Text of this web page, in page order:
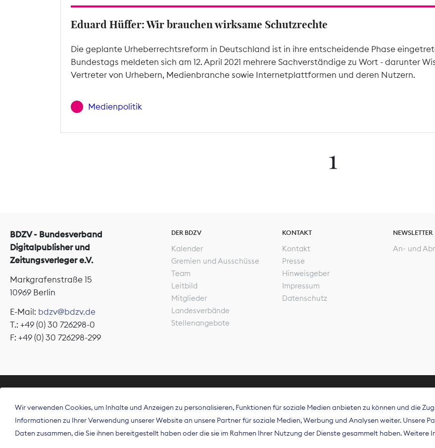
Eduard Hüffer: Wir brauchen wirksame Schutzrechte
Die geplante Urheberrechtsreform in Deutschland ist in ihre entscheidende Phase
Bundestags meldeten sich am 12. April 2021 mehrere Sachverständige zu Wort - darunter
Vertreter von Urhebern, Medienbranche sowie Internetplattformen und deren Nutzern.
Medienpolitik
1
BDZV - Bundesverband
Digitalpublisher und
Zeitungsverleger e.V.
Markgrafenstraße 15
10969 Berlin
E-Mail: bdzv@bdzv.de
T.: +49 (0) 30 726298-0
F: +49 (0) 30 726298-299
DER BDZV
Kalender
Gremien und Ausschüsse
Team
Leitbild
Mitglieder
Landesverbände
Stellenangebote
KONTAKT
Kontakt
Presse
Hinweisgeber
Impressum
Datenschutz
NEWSLETTER
An- und
Der Bundesverband Digitalpublisher und Zeitungsverleger (BDZV)
Spitzenorganisation die Interessen der Zeitungsverlage und
Deutschland und auf EU-Ebene.
Wir verwenden Cookies, um Inhalte und Anzeigen zu personalisieren, Funktionen für soziale Medien anbieten zu können und die
Informationen zu Ihrer Verwendung unserer Website an unsere Partner für soziale Medien, Werbung und Analysen weiter. Unsere
Daten zusammen, die Sie ihnen bereitgestellt haben oder die sie im Rahmen Ihrer Nutzung der Dienste gesammelt haben. Weitere